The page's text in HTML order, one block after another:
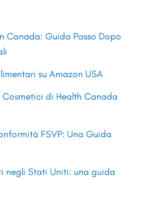
Canada: Guida Passo Dopo
su Amazon USA
di Health Canada
FSVP: Una Guida
negli Stati Uniti: una guida